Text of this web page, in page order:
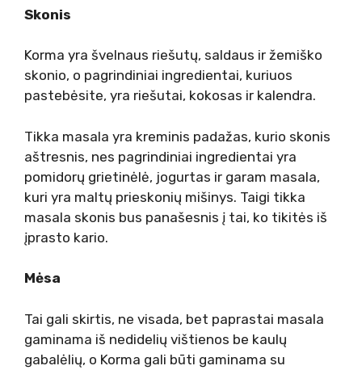
Skonis
Korma yra švelnaus riešutų, saldaus ir žemiško
skonio, o pagrindiniai ingredientai, kuriuos
pastebėsite, yra riešutai, kokosas ir kalendra.
Tikka masala yra kreminis padažas, kurio skonis
aštresnis, nes pagrindiniai ingredientai yra
pomidorų grietinėlė, jogurtas ir garam masala,
kuri yra maltų prieskonių mišinys. Taigi tikka
masala skonis bus panašesnis į tai, ko tikitės iš
įprasto kario.
Mėsa
Tai gali skirtis, ne visada, bet paprastai masala
gaminama iš nedidelių vištienos be kaulų
gabalėlių, o Korma gali būti gaminama su